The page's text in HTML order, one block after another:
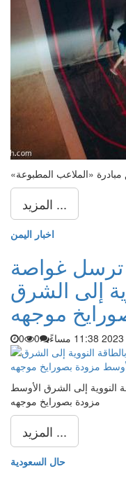
المزيد ...
اخبار اليمن
ترسل غواصة
إلى الشرق
موجهه
0
0
النووية إلى الشرق الأوسط
مزودة بصورايخ موجهه
المزيد ...
حال السعودية